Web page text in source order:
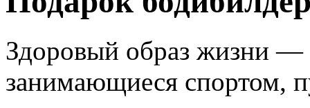
Здоровый образ жизни —
занимающиеся спортом,